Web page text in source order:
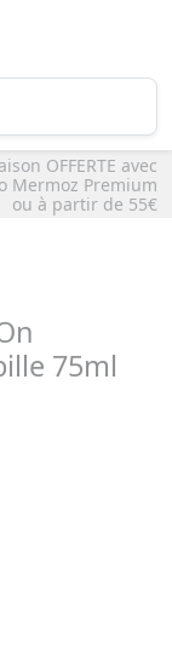
OFFERTE avec
Mermoz Premium
ou à partir de 55€
75ml